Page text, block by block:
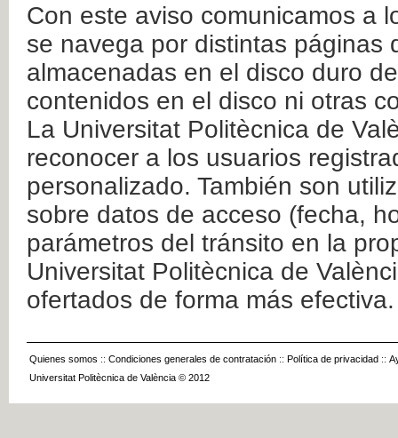
Con este aviso comunicamos a
se navega por distintas páginas
almacenadas en el disco duro
contenidos en el disco ni otras
La Universitat Politècnica de
reconocer a los usuarios
personalizado. También son
sobre datos de acceso (fecha,
parámetros del tránsito en la
Universitat Politècnica de
ofertados de forma más efectiva.
Quienes somos :: Condiciones generales de contratación :: Política de privacidad ::
Universitat Politècnica de València © 2012